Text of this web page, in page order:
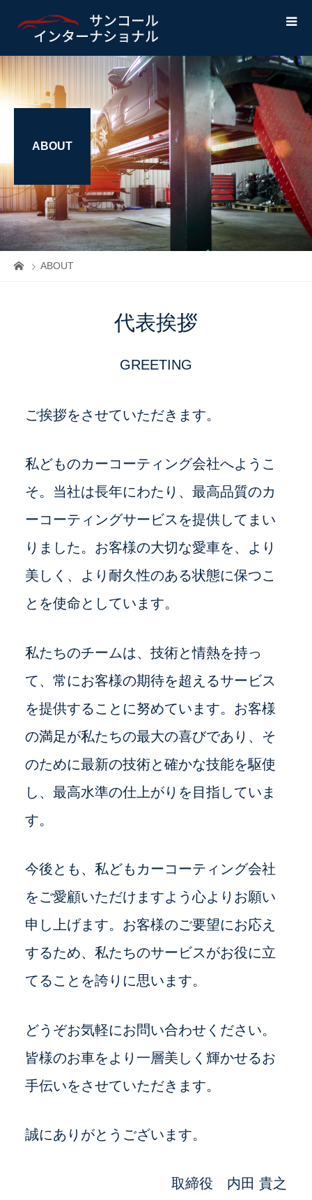
ABOUT
ABOUT
代表挨拶
GREETING
ご挨拶をさせていただきます。
私どものカーコーティング会社へようこ
そ。当社は長年にわたり、最高品質のカ
ーコーティングサービスを提供してまい
りました。お客様の大切な愛車を、より
美しく、より耐久性のある状態に保つこ
とを使命としています。
私たちのチームは、技術と情熱を持っ
て、常にお客様の期待を超えるサービス
を提供することに努めています。お客様
の満足が私たちの最大の喜びであり、そ
のために最新の技術と確かな技能を駆使
し、最高水準の仕上がりを目指していま
す。
今後とも、私どもカーコーティング会社
をご愛顧いただけますよう心よりお願い
申し上げます。お客様のご要望にお応え
するため、私たちのサービスがお役に立
てることを誇りに思います。
どうぞお気軽にお問い合わせください。
皆様のお車をより一層美しく輝かせるお
手伝いをさせていただきます。
誠にありがとうございます。
取締役 内田 貴之